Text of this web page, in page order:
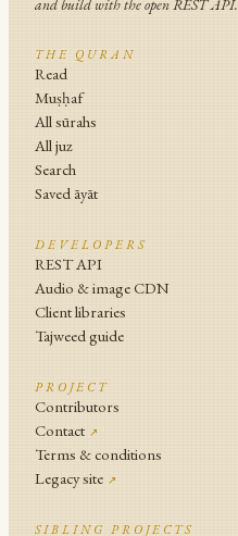
and build with the open REST API.
THE QURAN
Read
Muṣḥaf
All sūrahs
All juz
Search
Saved āyāt
DEVELOPERS
REST API
Audio & image CDN
Client libraries
Tajweed guide
PROJECT
Contributors
Contact ↗
Terms & conditions
Legacy site ↗
SIBLING PROJECTS